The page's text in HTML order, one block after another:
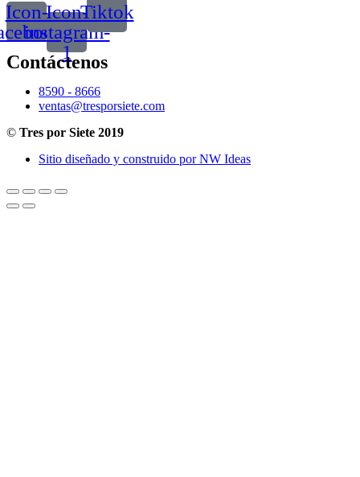
Icon-Icon-
instagram-
1
Tiktok
Contáctenos
8590 - 8666
ventas@tresporsiete.com
© Tres por Siete 2019
Sitio diseñado y construido por NW Ideas